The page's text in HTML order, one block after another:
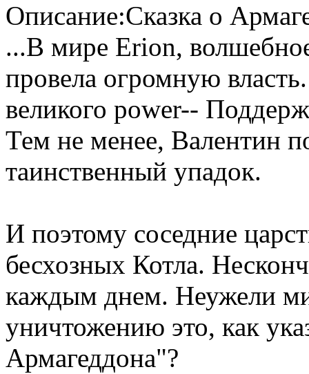
Описание:Сказка о
...В мире Erion,
провела огромную
великого power--
Тем не менее, Валентин
таинственный упадок.
И поэтому соседние
бесхозных Котла.
каждым днем. Неужели
уничтожению это, как
Армагеддона"?